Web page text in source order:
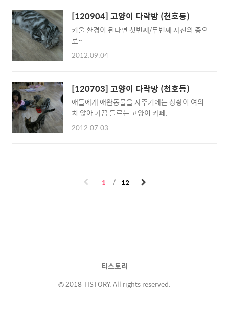
산 일출봉 방면으로 편히 올 수 있었는데, 그 먼
거리를 걸어가려 했으니...-.- 큰 길까지 나가는
데만 족히 30~40분은 걸렸을거다.걸어갔으면
욕 옴팡지게 얻어먹을뻔했다.
가는 버스의 배차 간격 약 1시간 반. 수십분을
기다려도 버스는 오지 않는다. 마침 지나가는 택
시가 있어 어렵잖게 도착하긴 했는데, 건물이라
곤 들어오는 입구 쪽 카페 말고는 아무것도 없
다.꼴랑 해발 몇백미터 올라왔을 뿐인데 곳곳에
었던지라 미처 생각지도 못했다.애들은 여지껏
제주 여행하며 못본 눈을 가지고 노느라 정신이
없고, 나와 와이프는 황홀한 건축물을 보느라 정
신이 없고. 주변..
[120904] 고양이 다락방 (천호동)
키울 환경이 된다면 첫번째/두번째 사진의 종으
로~
2012.09.04
[120703] 고양이 다락방 (천호동)
애들에게 애완동물을 사주기에는 상황이 여의
치 않아 가끔 들르는 고양이 카페.
2012.07.03
1 12
티스토리
© 2018 TISTORY. All rights reserved.